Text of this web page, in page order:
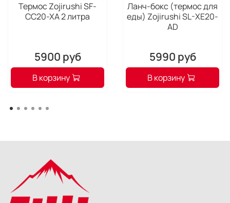
Термос Zojirushi SF-
CC20-XA 2 литра
5900 руб
В корзину
Ланч-бокс (термос для
еды) Zojirushi SL-XE20-
AD
5990 руб
В корзину